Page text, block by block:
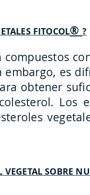
FITOCOL® ?
compuestos
embargo, es
obtener
Los
VEGETAL SOBRE